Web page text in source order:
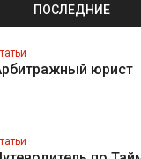
ПОСЛЕДНИЕ
юрист